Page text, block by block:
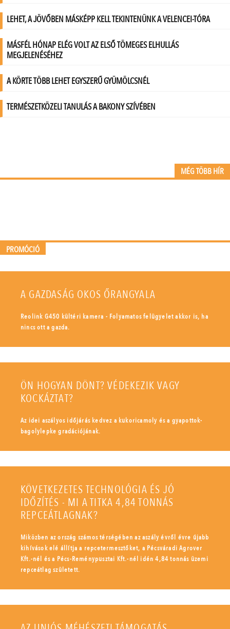
MÉG TÖBB HÍR
PROMÓCIÓ
A GAZDASÁG OKOS ŐRANGYALA
Reolink G450 kültéri kamera - Folyamatos felügyelet akkor is, ha
nincs ott a gazda.
ÖN HOGYAN DÖNT? VÉDEKEZIK VAGY
KOCKÁZTAT?
Az idei aszályos időjárás kedvez a kukoricamoly és a gyapottok-
bagolylepke gradációjának.
KÖVETKEZETES TECHNOLÓGIA ÉS JÓ
IDŐZÍTÉS - MI A TITKA 4,84 TONNÁS
REPCEÁTLAGNAK?
Miközben az ország számos térségében az aszály évről évre újabb
kihívások elé állítja a repcetermesztőket, a Pécsváradi Agrover
Kft.-nél és a Pécs-Reménypusztai Kft.-nél idén 4,84 tonnás üzemi
repceátlag született.